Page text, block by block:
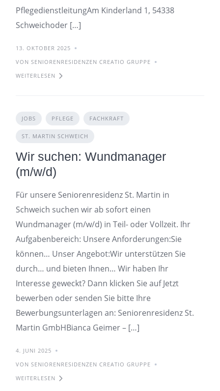
PflegedienstleitungAm Kinderland 1, 54338
Schweichoder […]
13. OKTOBER 2025
VON SENIORENRESIDENZEN CREATIO GRUPPE
WEITERLESEN
JOBS PFLEGE FACHKRAFT
ST. MARTIN SCHWEICH
Wir suchen: Wundmanager
(m/w/d)
Für unsere Seniorenresidenz St. Martin in
Schweich suchen wir ab sofort einen
Wundmanager (m/w/d) in Teil- oder Vollzeit. Ihr
Aufgabenbereich: Unsere Anforderungen:Sie
können… Unser Angebot:Wir unterstützen Sie
durch… und bieten Ihnen… Wir haben Ihr
Interesse geweckt? Dann klicken Sie auf Jetzt
bewerben oder senden Sie bitte Ihre
Bewerbungsunterlagen an: Seniorenresidenz St.
Martin GmbHBianca Geimer – […]
4. JUNI 2025
VON SENIORENRESIDENZEN CREATIO GRUPPE
WEITERLESEN